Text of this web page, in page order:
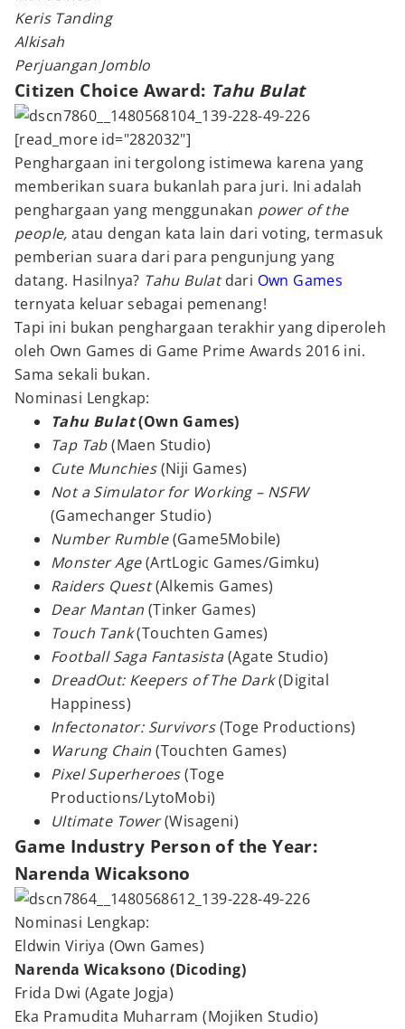
Keris Tanding
Alkisah
Perjuangan Jomblo
Citizen Choice Award: Tahu Bulat
[read_more id="282032"]
Penghargaan ini tergolong istimewa karena yang
memberikan suara bukanlah para juri. Ini adalah
penghargaan yang menggunakan power of the
people,atau dengan kata lain dari voting, termasuk
pemberian suara dari para pengunjung yang
datang. Hasilnya? Tahu Bulatdari Own Games
ternyata keluar sebagai pemenang!
Tapi ini bukan penghargaan terakhir yang diperoleh
oleh Own Games di Game Prime Awards 2016 ini.
Sama sekali bukan.
Nominasi Lengkap:
Tahu Bulat(Own Games)
Tap Tab(Maen Studio)
Cute Munchies(Niji Games)
Not a Simulator for Working – NSFW
(Gamechanger Studio)
Number Rumble(Game5Mobile)
Monster Age(ArtLogic Games/Gimku)
Raiders Quest(Alkemis Games)
Dear Mantan (Tinker Games)
Touch Tank(Touchten Games)
Football Saga Fantasista(Agate Studio)
DreadOut: Keepers of The Dark(Digital
Happiness)
Infectonator: Survivors(Toge Productions)
Warung Chain (Touchten Games)
Pixel Superheroes(Toge
Productions/LytoMobi)
Ultimate Tower(Wisageni)
Game Industry Person of the Year:
Narenda Wicaksono
Nominasi Lengkap:
Eldwin Viriya (Own Games)
Narenda Wicaksono (Dicoding)
Frida Dwi (Agate Jogja)
Eka Pramudita Muharram (Mojiken Studio)